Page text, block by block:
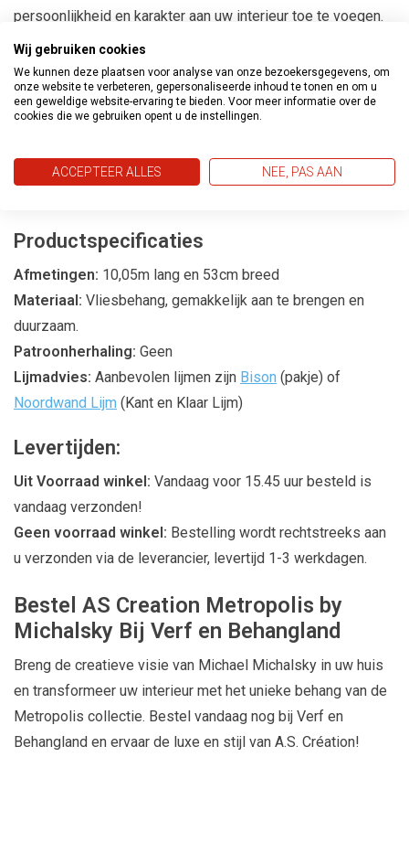
persoonlijkheid en karakter aan uw interieur toe te voegen.
Transformeer Uw Ruimtes
Met de Metropolis behangcollectie kunt u eenvoudig een
gedurfde en moderne sfeer creëren in uw huis. Of het nu
trendy accent in de slaapkamer, deze collectie biedt de
Productspecificaties
Afmetingen: 10,05m lang en 53cm breed
Materiaal: Vliesbehang, gemakkelijk aan te brengen en
duurzaam.
Patroonherhaling: Geen
Lijmadvies: Aanbevolen lijmen zijn Bison (pakje) of
Noordwand Lijm (Kant en Klaar Lijm)
Levertijden:
Uit Voorraad winkel: Vandaag voor 15.45 uur besteld is
vandaag verzonden!
Geen voorraad winkel: Bestelling wordt rechtstreeks aan
u verzonden via de leverancier, levertijd 1-3 werkdagen.
Bestel AS Creation Metropolis by
Michalsky Bij Verf en Behangland
Breng de creatieve visie van Michael Michalsky in uw huis
en transformeer uw interieur met het unieke behang van de
Metropolis collectie. Bestel vandaag nog bij Verf en
Behangland en ervaar de luxe en stijl van A.S. Création!
Wij gebruiken cookies
We kunnen deze plaatsen voor analyse van onze bezoekersgegevens, om
onze website te verbeteren, gepersonaliseerde inhoud te tonen en om u
een geweldige website-ervaring te bieden. Voor meer informatie over de
cookies die we gebruiken opent u de instellingen.
ACCEPTEER ALLES NEE, PAS AAN